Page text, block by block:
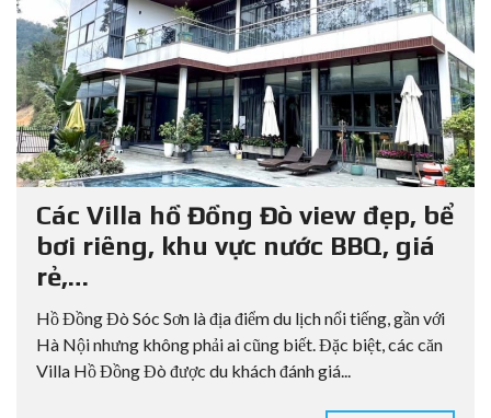
Các Villa hồ Đồng Đò view đẹp, bể
bơi riêng, khu vực nước BBQ, giá
rẻ,…
Hồ Đồng Đò Sóc Sơn là địa điểm du lịch nổi tiếng, gần với
Hà Nội nhưng không phải ai cũng biết. Đặc biệt, các căn
Villa Hồ Đồng Đò được du khách đánh giá...